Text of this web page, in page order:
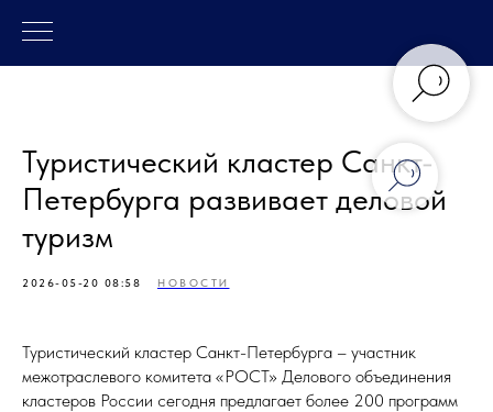
Туристический кластер Санкт-
Петербурга развивает деловой
туризм
2026-05-20 08:58 НОВОСТИ
Туристический кластер Санкт-Петербурга – участник
межотраслевого комитета «РОСТ» Делового объединения
кластеров России сегодня предлагает более 200 программ